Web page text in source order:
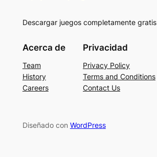
Descargar juegos completamente gratis
Acerca de
Team
History
Careers
Privacidad
Privacy Policy
Terms and Conditions
Contact Us
Diseñado con WordPress